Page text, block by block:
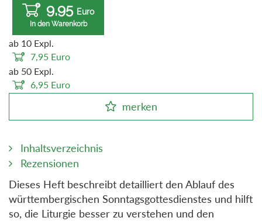
9,95 Euro
In den Warenkorb
ab 10 Expl.
7,95 Euro
ab 50 Expl.
6,95 Euro
merken
Inhaltsverzeichnis
Rezensionen
Dieses Heft beschreibt detailliert den Ablauf des
württembergischen Sonntagsgottesdienstes und hilft
so, die Liturgie besser zu verstehen und den